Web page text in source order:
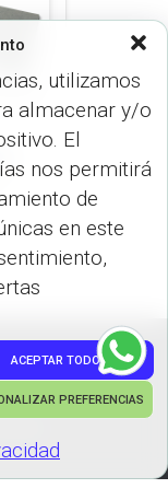
utilizamos
almacenar y/o
El
nos permitirá
de
en este
ACEPTAR TODO
PREFERENCIAS